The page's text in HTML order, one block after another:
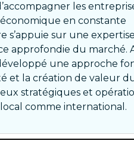
les
en constante
sur une
approfondie du marché.
une approche
et la création de valeur
stratégiques et
comme international.